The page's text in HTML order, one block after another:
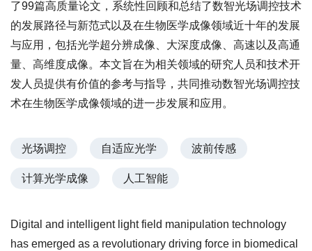
了99篇高质量论文，系统性回顾和总结了数智光场调控技术
的发展路径与新范式以及在生物医学成像领域近十年的发展
与应用，包括光学超分辨成像、大深度成像、高速以及高通
量、高维度成像。本文旨在为相关领域的研究人员和技术开
发人员提供有价值的参考与指导，共同推动数智光场调控技
术在生物医学成像领域的进一步发展和应用。
光场调控 自适应光学 波前传感
计算光学成像 人工智能
Digital and intelligent light field manipulation technology
has emerged as a revolutionary driving force in biomedical